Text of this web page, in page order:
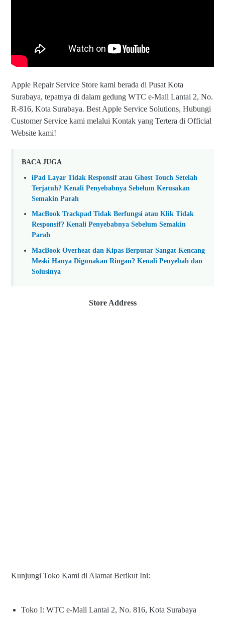
Apple Repair Service Store kami berada di Pusat Kota
Surabaya, tepatnya di dalam gedung WTC e-Mall Lantai 2, No.
R-816, Kota Surabaya. Best Apple Service Solutions, Hubungi
Customer Service kami melalui Kontak yang Tertera di Official
Website kami!
BACA JUGA
iPad Layar Tidak Responsif atau Ghost Touch Setelah
Terjatuh? Kenali Penyebabnya Sebelum Kerusakan
Semakin Parah
MacBook Trackpad Tidak Berfungsi atau Klik Tidak
Responsif? Kenali Penyebabnya Sebelum Semakin
Parah
MacBook Overheat dan Kipas Berputar Sangat Kencang
Meski Hanya Digunakan Ringan? Kenali Penyebab dan
Solusinya
Store Address
Kunjungi Toko Kami di Alamat Berikut Ini:
Toko I: WTC e-Mall Lantai 2, No. 816, Kota Surabaya